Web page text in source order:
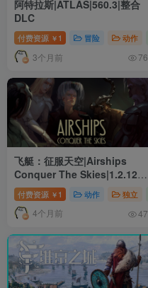
阿特拉斯|ATLAS|560.3|整合
DLC
付费资源 ￥ 1 冒险 动作
3个月前 76
飞艇：征服天空|Airships
Conquer The Skies|1.2.12|
整合DLC
付费资源 ￥ 1 动作 独立
4个月前 47